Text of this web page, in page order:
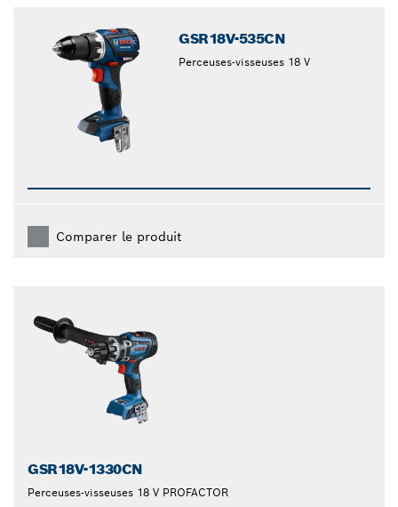
GSR18V-535CN
Perceuses-visseuses 18 V
Comparer le produit
GSR18V-1330CN
Perceuses-visseuses 18 V PROFACTOR